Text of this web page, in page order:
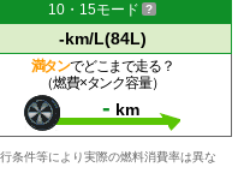
10・15モード
-km/L(84L)
満タンでどこまで走る？
（燃費×タンク容量）
- km
条件等により実際の燃料消費率は異な